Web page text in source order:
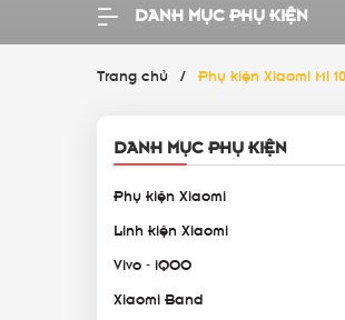
DANH MỤC PHỤ KIỆN
Trang chủ / Phụ kiện Xiaomi Mi
DANH MỤC PHỤ KIỆN
Phụ kiện Xiaomi
Linh kiện Xiaomi
Vivo - iQOO
Xiaomi Band